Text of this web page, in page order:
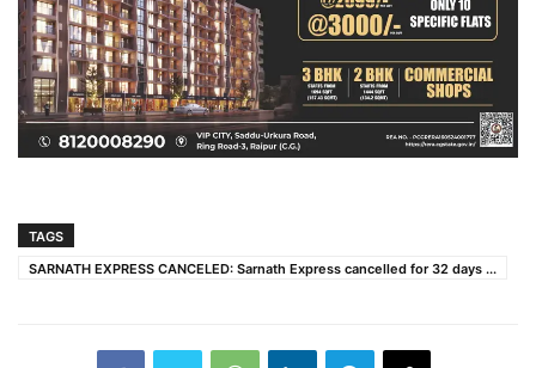
TAGS
SARNATH EXPRESS CANCELED: Sarnath Express cancelled for 32 days ...